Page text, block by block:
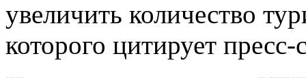
увеличить количество
которого цитирует